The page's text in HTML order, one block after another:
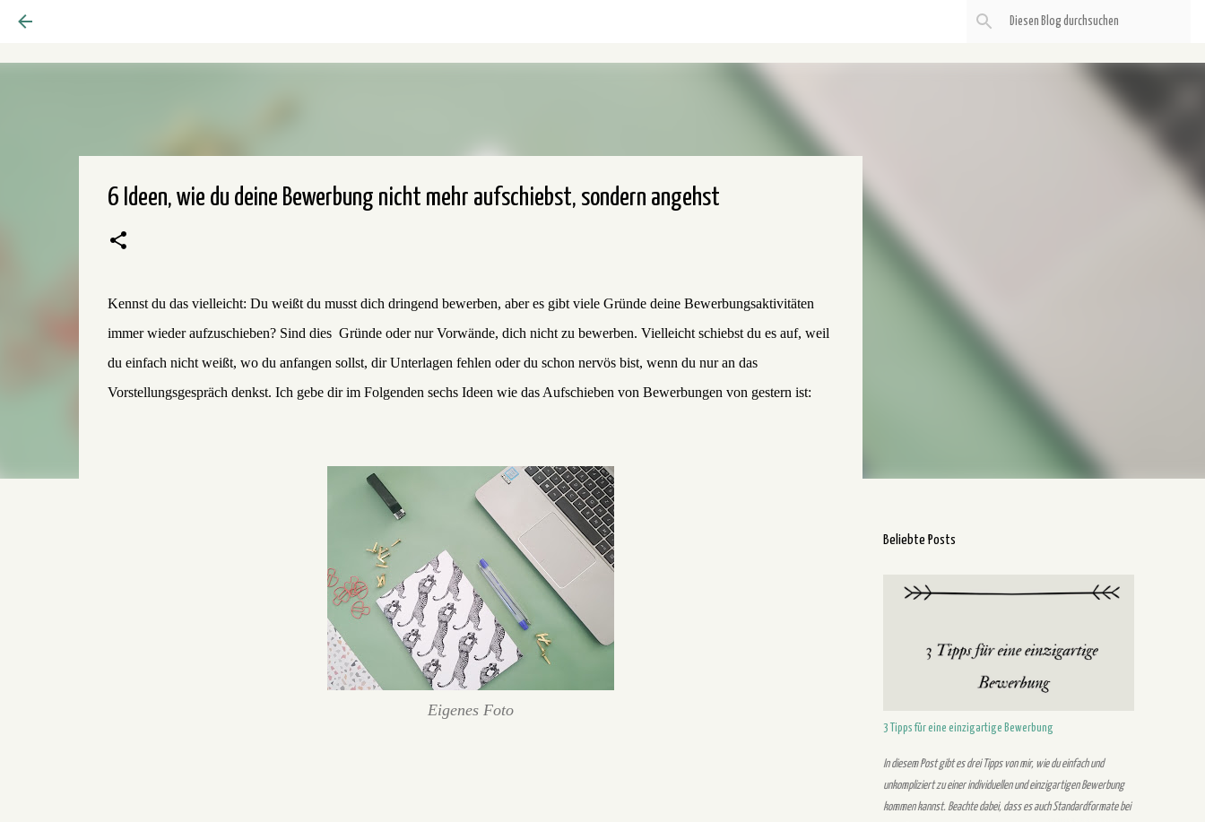
6 Ideen, wie du deine Bewerbung nicht mehr aufschiebst, sondern angehst
Kennst du das vielleicht: Du weißt du musst dich dringend bewerben, aber es gibt viele Gründe deine Bewerbungsaktivitäten
immer wieder aufzuschieben? Sind dies Gründe oder nur Vorwände, dich nicht zu bewerben. Vielleicht schiebst du es auf, weil
du einfach nicht weißt, wo du anfangen sollst, dir Unterlagen fehlen oder du schon nervös bist, wenn du nur an das
Vorstellungsgespräch denkst. Ich gebe dir im Folgenden sechs Ideen wie das Aufschieben von Bewerbungen von gestern ist:
Eigenes Foto
Beliebte Posts
3 Tipps für eine einzigartige Bewerbung
In diesem Post gibt es drei Tipps von mir, wie du einfach und
unkompliziert zu einer individuellen und einzigartigen Bewerbung
kommen kannst. Beachte dabei, dass es auch Standardformate bei